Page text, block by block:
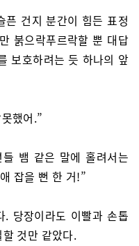
픈 건지 분간이 힘든 표정
붉으락푸르락할 뿐 대답
보호하려는 듯 하나의 앞
했어.”
뱀 같은 말에 홀려서는
잡을 뻔 한 거!”
당장이라도 이빨과 손톱
것만 같았다.